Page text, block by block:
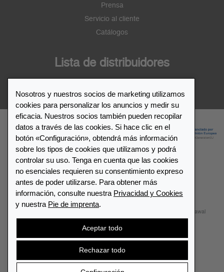
Prensa
Servicio al cliente
Catálogos
Lista de distribuidores
Nosotros y nuestros socios de marketing utilizamos
cookies para personalizar los anuncios y medir su
eficacia. Nuestros socios también pueden recopilar
datos a través de las cookies. Si hace clic en el
botón «Configuración», obtendrá más información
sobre los tipos de cookies que utilizamos y podrá
controlar su uso. Tenga en cuenta que las cookies
no esenciales requieren su consentimiento expreso
antes de poder utilizarse. Para obtener más
información, consulte nuestra Privacidad y Cookies
y nuestra Pie de imprenta.
Aceptar todo
Rechazar todo
© 2026 LEUCHTTURM1917. All rights reserved.
Configuración de cookies Privacidad y Cookies
Withdrawal
Cancelar contrato
España